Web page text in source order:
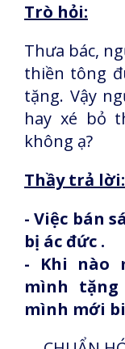
Trò hỏi:
Thưa bác,
thiền tông
tặng. Vậy
hay xé bỏ
không ạ?
Thầy trả lời:
- Việc bán
bị ác đức .
- Khi nào
mình
mình mới